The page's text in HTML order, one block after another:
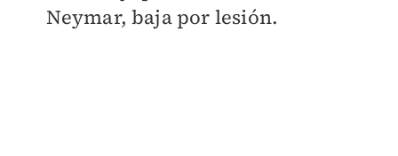
Neymar, baja por lesión.